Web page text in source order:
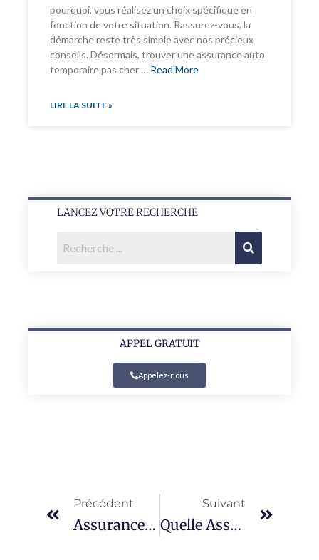
pourquoi, vous réalisez un choix spécifique en
fonction de votre situation. Rassurez-vous, la
démarche reste très simple avec nos précieux
conseils. Désormais, trouver une assurance auto
temporaire pas cher … Read More
LIRE LA SUITE »
LANCEZ VOTRE RECHERCHE
APPEL GRATUIT
Appelez-nous
Précédent
Assurance Scooter Pour Mineur
Suivant
Quelle Assurance Moto Souscrire Pour Un 50cc